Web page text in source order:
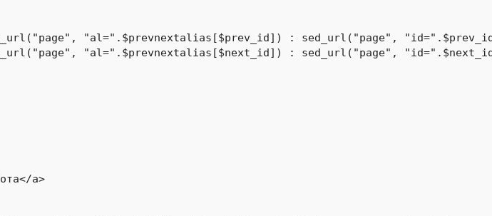
"al=".$prevnextalias[$prev_id]) : sed_url("page",
"al=".$prevnextalias[$next_id]) : sed_url("page",